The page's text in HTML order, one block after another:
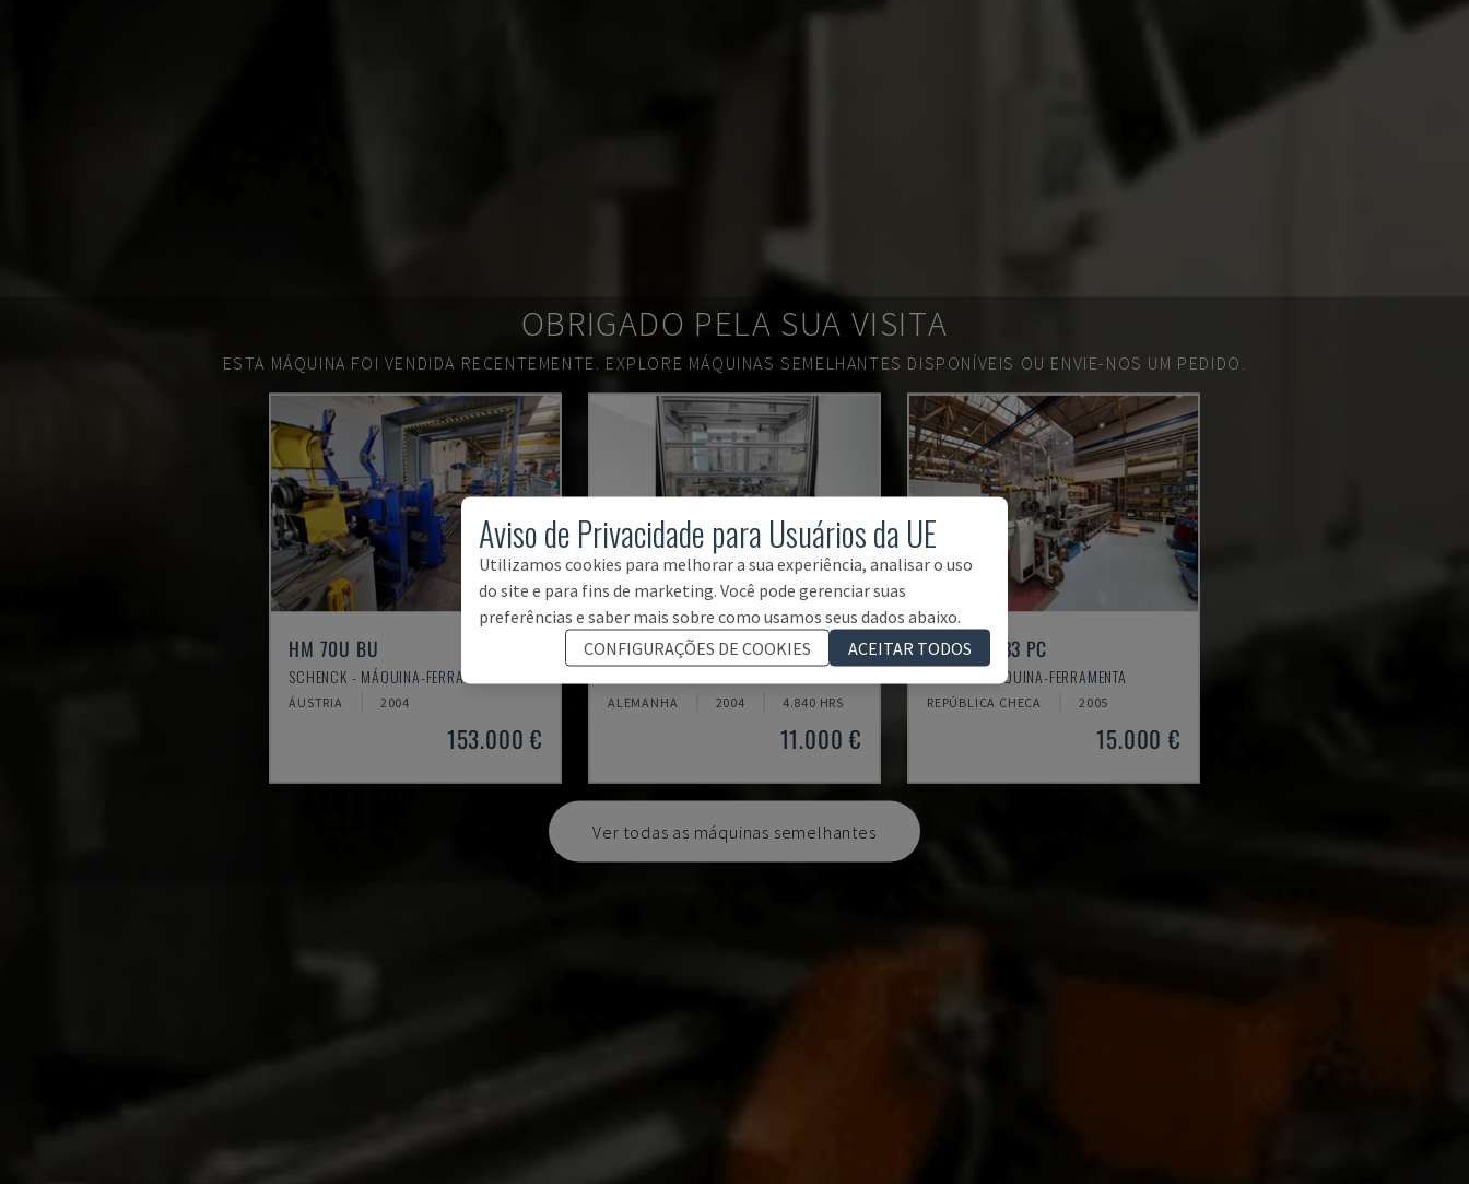
OBRIGADO PELA SUA VISITA
ESTA MÁQUINA FOI VENDIDA RECENTEMENTE. EXPLORE MÁQUINAS SEMELHANTES DISPONÍVEIS OU ENVIE-NOS UM PEDIDO.
HM 70U BU
SCHENCK - MÁQUINA-FERRAMENTA
ÁUSTRIA 2004
153.000 €
BLP 600/3S
ALEMANHA 2004 4.840 HRS
11.000 €
GAMMA 333 PC
KOMAX - MÁQUINA-FERRAMENTA
REPÚBLICA CHECA 2005
15.000 €
Ver todas as máquinas semelhantes
Aviso de Privacidade para Usuários da UE
Utilizamos cookies para melhorar a sua experiência, analisar o uso
do site e para fins de marketing. Você pode gerenciar suas
preferências e saber mais sobre como usamos seus dados abaixo.
CONFIGURAÇÕES DE COOKIES
ACEITAR TODOS